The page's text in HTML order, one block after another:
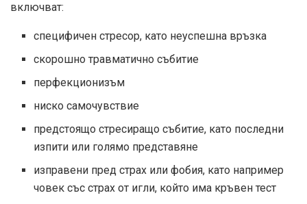
включват:
специфичен стресор, като неуспешна връзка
скорошно травматично събитие
перфекционизъм
ниско самочувствие
предстоящо стресиращо събитие, като последни
изпити или голямо представяне
изправени пред страх или фобия, като например
човек със страх от игли, който има кръвен тест